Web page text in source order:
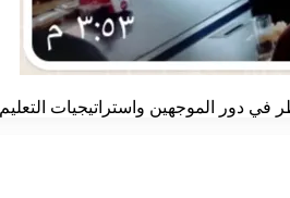
في دور الموجهين واستراتيجيات التعليم